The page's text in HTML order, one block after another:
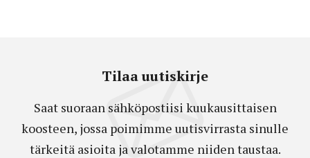
Tilaa uutiskirje
Saat suoraan sähköpostiisi kuukausittaisen
koosteen, jossa poimimme uutisvirrasta sinulle
tärkeitä asioita ja valotamme niiden taustaa.